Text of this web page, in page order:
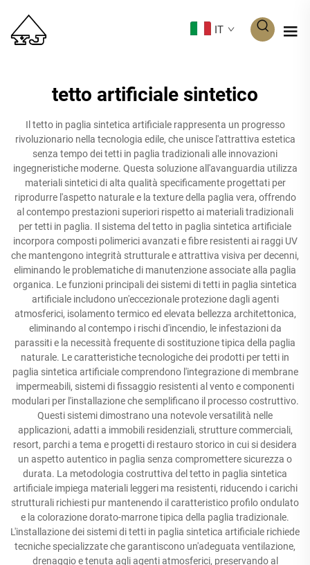
IT
tetto artificiale sintetico
Il tetto in paglia sintetica artificiale rappresenta un progresso
rivoluzionario nella tecnologia edile, che unisce l'attrattiva estetica
senza tempo dei tetti in paglia tradizionali alle innovazioni
ingegneristiche moderne. Questa soluzione all'avanguardia utilizza
materiali sintetici di alta qualità specificamente progettati per
riprodurre l'aspetto naturale e la texture della paglia vera, offrendo
al contempo prestazioni superiori rispetto ai materiali tradizionali
per tetti in paglia. Il sistema del tetto in paglia sintetica artificiale
incorpora composti polimerici avanzati e fibre resistenti ai raggi UV
che mantengono integrità strutturale e attrattiva visiva per decenni,
eliminando le problematiche di manutenzione associate alla paglia
organica. Le funzioni principali dei sistemi di tetti in paglia sintetica
artificiale includono un'eccezionale protezione dagli agenti
atmosferici, isolamento termico ed elevata bellezza architettonica,
eliminando al contempo i rischi d'incendio, le infestazioni da
parassiti e la necessità frequente di sostituzione tipica della paglia
naturale. Le caratteristiche tecnologiche dei prodotti per tetti in
paglia sintetica artificiale comprendono l'integrazione di membrane
impermeabili, sistemi di fissaggio resistenti al vento e componenti
modulari per l'installazione che semplificano il processo costruttivo.
Questi sistemi dimostrano una notevole versatilità nelle
applicazioni, adatti a immobili residenziali, strutture commerciali,
resort, parchi a tema e progetti di restauro storico in cui si desidera
un aspetto autentico in paglia senza compromettere sicurezza o
durata. La metodologia costruttiva del tetto in paglia sintetica
artificiale impiega materiali leggeri ma resistenti, riducendo i carichi
strutturali richiesti pur mantenendo il caratteristico profilo ondulato
e la colorazione dorato-marrone tipica della paglia tradizionale.
L'installazione dei sistemi di tetti in paglia sintetica artificiale richiede
tecniche specializzate che garantiscono un'adeguata ventilazione,
drenaggio e tenuta agli agenti atmosferici, preservando al